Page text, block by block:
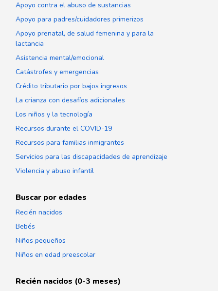
Apoyo contra el abuso de sustancias
Apoyo para padres/cuidadores primerizos
Apoyo prenatal, de salud femenina y para la
lactancia
Asistencia mental/emocional
Catástrofes y emergencias
Crédito tributario por bajos ingresos
La crianza con desafíos adicionales
Los niños y la tecnología
Recursos durante el COVID-19
Recursos para familias inmigrantes
Servicios para las discapacidades de aprendizaje
Violencia y abuso infantil
Buscar por edades
Recién nacidos
Bebés
Niños pequeños
Niños en edad preescolar
Recién nacidos (0-3 meses)